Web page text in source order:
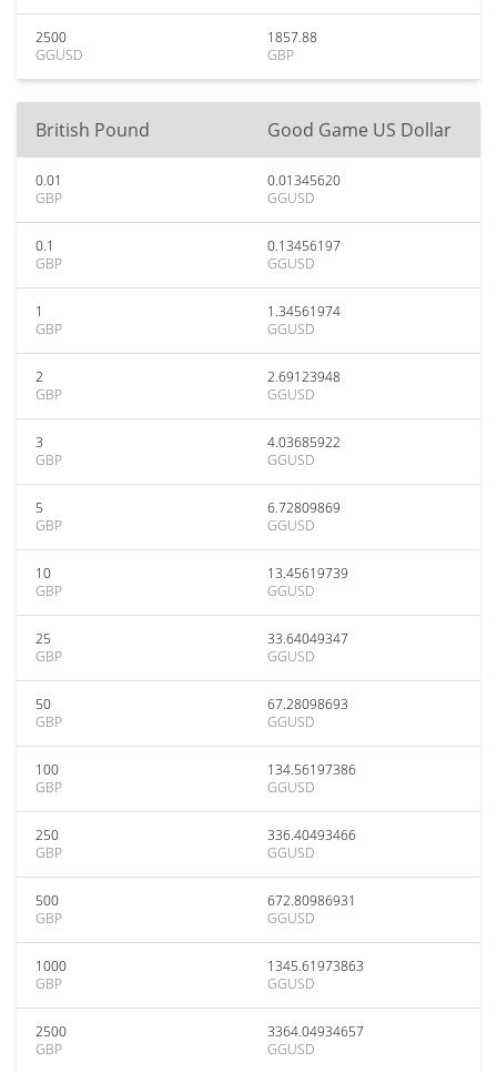
2500
GGUSD
1857.88
GBP
British Pound Good Game US Dollar
0.01
GBP
0.01345620
GGUSD
0.1
GBP
0.13456197
GGUSD
1
GBP
1.34561974
GGUSD
2
GBP
2.69123948
GGUSD
3
GBP
4.03685922
GGUSD
5
GBP
6.72809869
GGUSD
10
GBP
13.45619739
GGUSD
25
GBP
33.64049347
GGUSD
50
GBP
67.28098693
GGUSD
100
GBP
134.56197386
GGUSD
250
GBP
336.40493466
GGUSD
500
GBP
672.80986931
GGUSD
1000
GBP
1345.61973863
GGUSD
2500
GBP
3364.04934657
GGUSD